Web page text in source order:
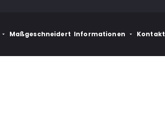
Maßgeschneidert Informationen Kontakt